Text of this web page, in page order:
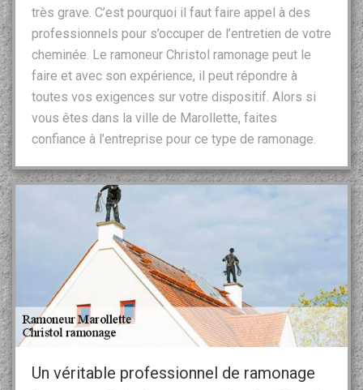
très grave. C’est pourquoi il faut faire appel à des
professionnels pour s’occuper de l’entretien de votre
cheminée. Le ramoneur Christol ramonage peut le
faire et avec son expérience, il peut répondre à
toutes vos exigences sur votre dispositif. Alors si
vous êtes dans la ville de Marollette, faites
confiance à l’entreprise pour ce type de ramonage.
Un véritable professionnel de ramonage